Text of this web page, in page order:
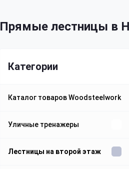
Прямые лестницы в
Категории
Каталог товаров Woodsteelwork
Уличные тренажеры
Уличные спортивные
Лестницы на второй этаж